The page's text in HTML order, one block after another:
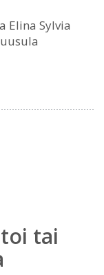
Elina Sylvia
tai